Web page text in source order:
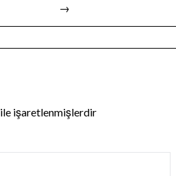
→
ile işaretlenmişlerdir